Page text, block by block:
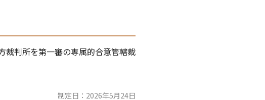
裁判所を第一審の専属的合意管轄裁
制定日：2026年5月24日